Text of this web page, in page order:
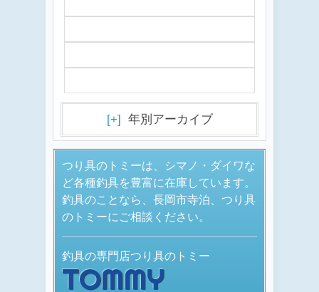
[+] 年別アーカイブ
つり具のトミーは、シマノ・ダイワな
ど各種釣具を豊富に在庫しています。
釣具のことなら、長岡市寺泊、つり具
のトミーにご相談ください。
釣具の専門店つり具のトミー
TOMMY